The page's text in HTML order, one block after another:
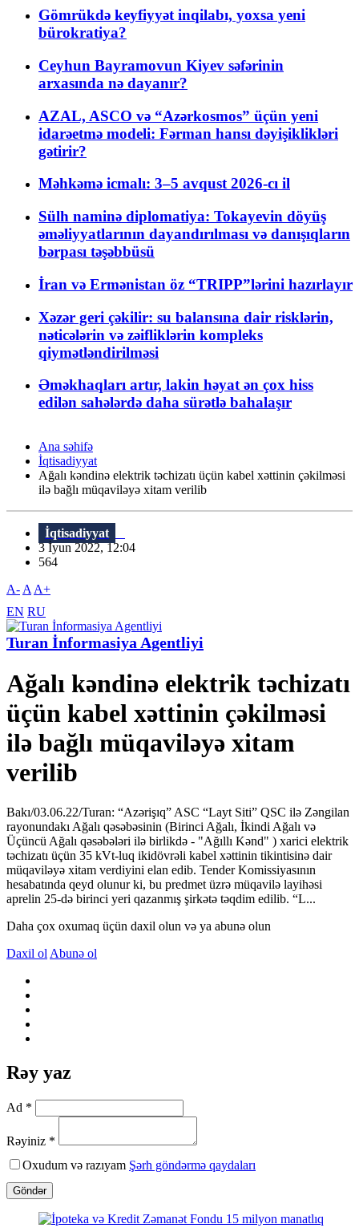
Gömrükdə keyfiyyət inqilabı, yoxsa yeni
bürokratiya?
Ceyhun Bayramovun Kiyev səfərinin
arxasında nə dayanır?
AZAL, ASCO və “Azərkosmos” üçün yeni
idarəetmə modeli: Fərman hansı dəyişiklikləri
gətirir?
Məhkəmə icmalı: 3–5 avqust 2026-cı il
Sülh naminə diplomatiya: Tokayevin döyüş
əməliyyatlarının dayandırılması və danışıqların
bərpası təşəbbüsü
İran və Ermənistan öz “TRIPP”lərini hazırlayır
Xəzər geri çəkilir: su balansına dair risklərin,
nəticələrin və zəifliklərin kompleks
qiymətləndirilməsi
Əməkhaqları artır, lakin həyat ən çox hiss
edilən sahələrdə daha sürətlə bahalaşır
Ana səhifə
İqtisadiyyat
Ağalı kəndinə elektrik təchizatı üçün kabel xəttinin çəkilməsi
ilə bağlı müqaviləyə xitam verilib
İqtisadiyyat
3 İyun 2022, 12:04
564
A- A A+
EN RU
Turan İnformasiya Agentliyi
Ağalı kəndinə elektrik təchizatı
üçün kabel xəttinin çəkilməsi
ilə bağlı müqaviləyə xitam
verilib
Bakı/03.06.22/Turan: “Azərişıq” ASC “Layt Siti” QSC ilə Zəngilan
rayonundakı Ağalı qəsəbəsinin (Birinci Ağalı, İkindi Ağalı və
Üçüncü Ağalı qəsəbələri ilə birlikdə - "Ağıllı Kənd" ) xarici elektrik
təchizatı üçün 35 kVt-luq ikidövrəli kabel xəttinin tikintisinə dair
müqaviləyə xitam verdiyini elan edib. Tender Komissiyasının
hesabatında qeyd olunur ki, bu predmet üzrə müqavilə layihəsi
aprelin 25-də birinci yeri qazanmış şirkətə təqdim edilib. “L...
Daha çox oxumaq üçün daxil olun və ya abunə olun
Daxil ol Abunə ol
Rəy yaz
Ad *
Rəyiniz *
Oxudum və razıyam Şərh göndərmə qaydaları
Göndər